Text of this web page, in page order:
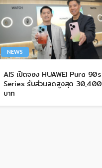
NEWS
AIS เปิดจอง HUAWEI Pura 90s
Series รับส่วนลดสูงสุด 30,400
บาท